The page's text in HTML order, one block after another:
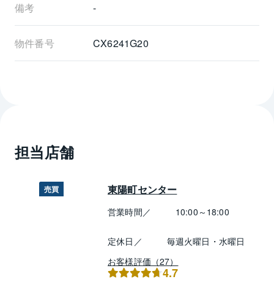
備考 -
物件番号 CX6241G20
担当店舗
売買 東陽町センター
営業時間／ 10:00～18:00
定休日／
毎週火曜日・水曜日
お客様評価（27）
4.7